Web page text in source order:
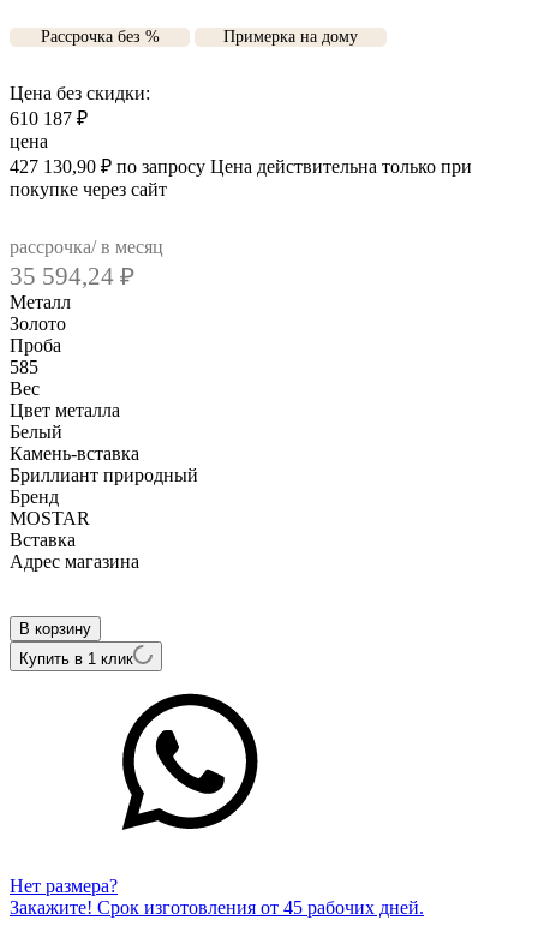
Рассрочка без % Примерка на дому
Цена без скидки:
610 187 ₽
цена
427 130,90 ₽ по запросу Цена действительна только при
покупке через сайт
рассрочка/ в месяц
35 594,24 ₽
Металл
Золото
Проба
585
Вес
Цвет металла
Белый
Камень-вставка
Бриллиант природный
Бренд
MOSTAR
Вcтавка
Адрес магазина
В корзину
Купить в 1 клик
Нет размера?
Закажите! Срок изготовления от 45 рабочих дней.